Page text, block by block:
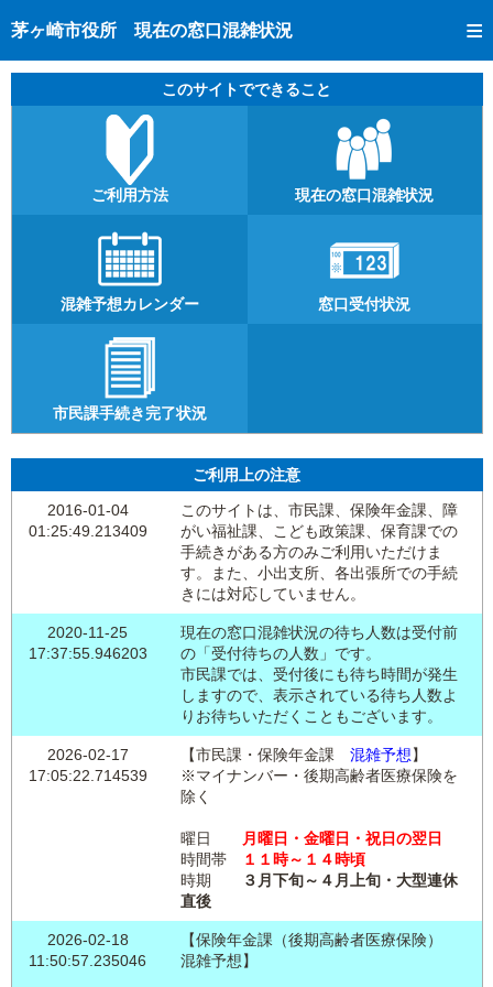
茅ヶ崎市役所 現在の窓口混雑状況
トップページへ
ご利用方法
混雑予想カレンダー
このサイトでできること
ご利用方法 現在の窓口混雑状況
混雑予想カレンダー 窓口受付状況
市民課手続き完了状況
ご利用上の注意
2016-01-04
01:25:49.213409
このサイトは、市民課、保険年金課、障
がい福祉課、こども政策課、保育課での
手続きがある方のみご利用いただけま
す。また、小出支所、各出張所での手続
きには対応していません。
2020-11-25
17:37:55.946203
現在の窓口混雑状況の待ち人数は受付前
の「受付待ちの人数」です。
市民課では、受付後にも待ち時間が発生
しますので、表示されている待ち人数よ
りお待ちいただくこともございます。
2026-02-17
17:05:22.714539
【市民課・保険年金課 混雑予想】
※マイナンバー・後期高齢者医療保険を
除く
曜日
月曜日・金曜日・祝日の翌日
時間帯
１１時～１４時頃
時期 ３月下旬～４月上旬・大型連休
直後
2026-02-18
11:50:57.235046
【保険年金課（後期高齢者医療保険）
混雑予想】